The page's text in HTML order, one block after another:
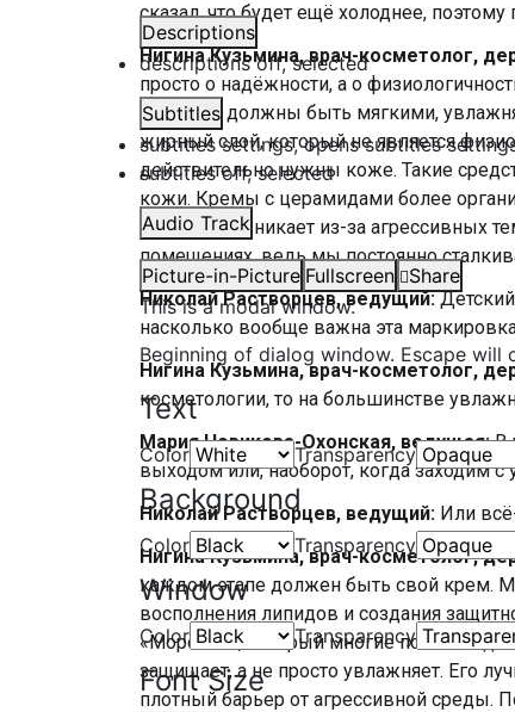
Descriptions
descriptions off, selected
Subtitles
subtitles settings, opens subtitles
subtitles off, selected
Audio Track
Picture-in-Picture Fullscreen
Share
This is a modal window.
Beginning of dialog window. Escape will
Text
Color Transparency
Background
Color Transparency
Window
Color Transparency
Font Size
сказал, что будет ещё холоднее,
Нигина Кузьмина, врач-косметолог,
просто о надёжности, а о
средства должны быть мягкими,
жирный слой, который не является
действительно нужны коже. Такие
кожи. Кремы с церамидами более
который возникает из-за агрессивных
помещениях, ведь мы постоянно
Николай Растворцев, ведущий:
насколько вообще важна эта
Нигина Кузьмина, врач-косметолог,
косметологии, то на большинстве
Мария Новикова-Охонская, ведущая:В
выходом или, наоборот, когда заходим
Николай Растворцев, ведущий: Или
Нигина Кузьмина, врач-косметолог,
каждом этапе должен быть свой крем.
восполнения липидов и создания
«Морозко», который многие помнят с
защищает, а не просто увлажняет. Его
плотный барьер от агрессивной среды.